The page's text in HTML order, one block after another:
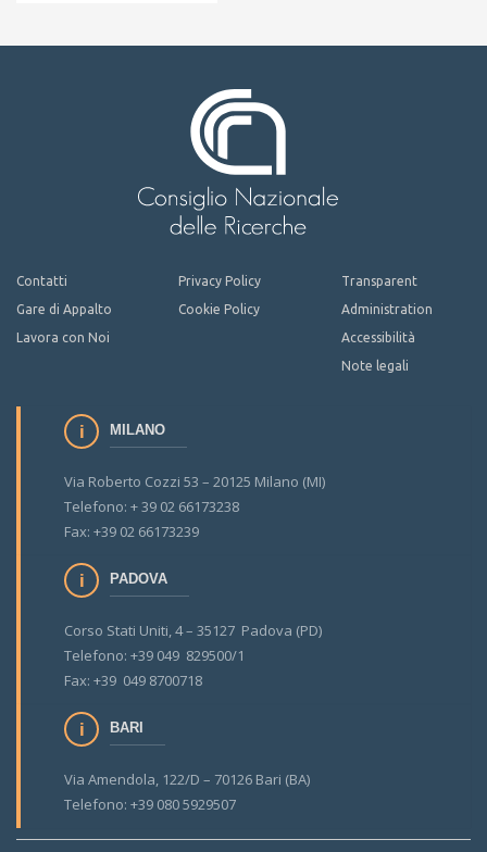
Contatti
Gare di Appalto
Lavora con Noi
Privacy Policy
Cookie Policy
Transparent
Administration
Accessibilità
Note legali
MILANO
Via Roberto Cozzi 53 – 20125 Milano (MI)
Telefono: + 39 02 66173238
Fax: +39 02 66173239
PADOVA
Corso Stati Uniti, 4 – 35127 Padova (PD)
Telefono: +39 049 829500/1
Fax: +39 049 8700718
BARI
Via Amendola, 122/D – 70126 Bari (BA)
Telefono: +39 080 5929507